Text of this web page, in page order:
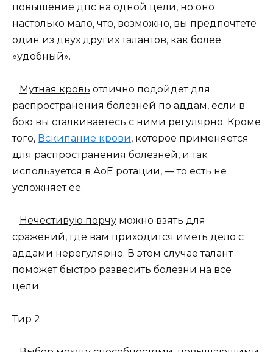
повышение дпс на одной цели, но оно
настолько мало, что, возможно, вы предпочтете
один из двух других талантов, как более
«удобный».
Мутная кровь отлично подойдет для
распространения болезней по аддам, если в
бою вы сталкиваетесь с ними регулярно. Кроме
того, Вскипание крови, которое применяется
для распространения болезней, и так
используется в АоЕ ротации, — то есть не
усложняет ее.
Нечестивую порчу можно взять для
сражений, где вам приходится иметь дело с
аддами нерегулярно. В этом случае талант
поможет быстро развесить болезни на все
цели.
Тир 2